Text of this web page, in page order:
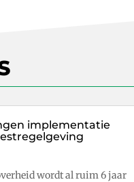
implementatie
wordt al ruim 6 jaar